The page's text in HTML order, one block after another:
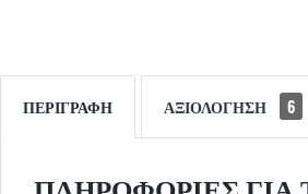
ΠΕΡΙΓΡΑΦΉ ΑΞΙΟΛΌΓΗΣΗ 6